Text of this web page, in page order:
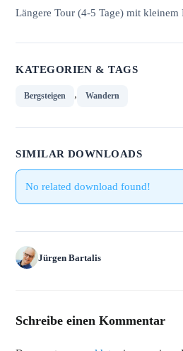
Längere Tour (4-5 Tage) mit kleinem
KATEGORIEN & TAGS
Bergsteigen , Wandern
SIMILAR DOWNLOADS
No related download found!
Jürgen Bartalis
Schreibe einen Kommentar